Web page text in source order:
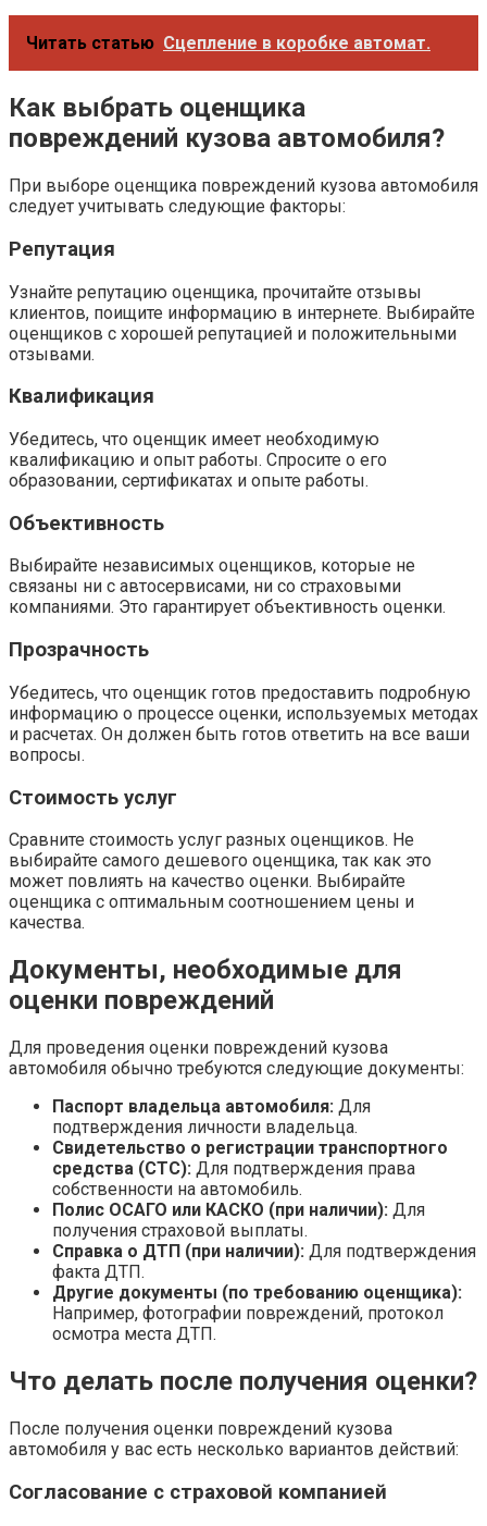
Читать статью Сцепление в коробке автомат.
Как выбрать оценщика
повреждений кузова автомобиля?
При выборе оценщика повреждений кузова автомобиля
следует учитывать следующие факторы:
Репутация
Узнайте репутацию оценщика, прочитайте отзывы
клиентов, поищите информацию в интернете. Выбирайте
оценщиков с хорошей репутацией и положительными
отзывами.
Квалификация
Убедитесь, что оценщик имеет необходимую
квалификацию и опыт работы. Спросите о его
образовании, сертификатах и опыте работы.
Объективность
Выбирайте независимых оценщиков, которые не
связаны ни с автосервисами, ни со страховыми
компаниями. Это гарантирует объективность оценки.
Прозрачность
Убедитесь, что оценщик готов предоставить подробную
информацию о процессе оценки, используемых методах
и расчетах. Он должен быть готов ответить на все ваши
вопросы.
Стоимость услуг
Сравните стоимость услуг разных оценщиков. Не
выбирайте самого дешевого оценщика, так как это
может повлиять на качество оценки. Выбирайте
оценщика с оптимальным соотношением цены и
качества.
Документы, необходимые для
оценки повреждений
Для проведения оценки повреждений кузова
автомобиля обычно требуются следующие документы:
Паспорт владельца автомобиля: Для
подтверждения личности владельца.
Свидетельство о регистрации транспортного
средства (СТС): Для подтверждения права
собственности на автомобиль.
Полис ОСАГО или КАСКО (при наличии): Для
получения страховой выплаты.
Справка о ДТП (при наличии): Для подтверждения
факта ДТП.
Другие документы (по требованию оценщика):
Например, фотографии повреждений, протокол
осмотра места ДТП.
Что делать после получения оценки?
После получения оценки повреждений кузова
автомобиля у вас есть несколько вариантов действий:
Согласование с страховой компанией